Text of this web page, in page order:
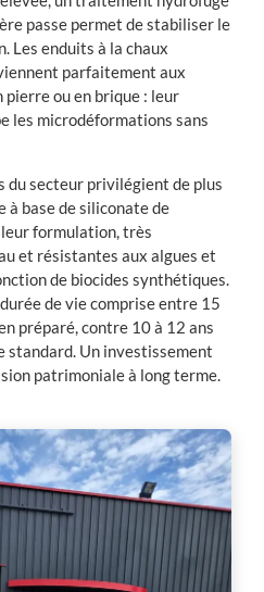
passe permet de stabiliser le
Les enduits à la chaux
parfaitement aux
ou en brique : leur
les microdéformations sans
du secteur privilégient de plus
à base de siliconate de
formulation, très
et résistantes aux algues et
de biocides synthétiques.
de vie comprise entre 15
préparé, contre 10 à 12 ans
standard. Un investissement
patrimoniale à long terme.